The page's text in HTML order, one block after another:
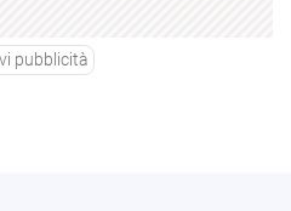
pubblicità